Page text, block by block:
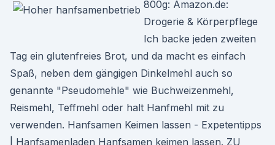
800g: Amazon.de:
Drogerie & Körperpflege
Ich backe jeden zweiten
Tag ein glutenfreies Brot, und da macht es einfach
Spaß, neben dem gängigen Dinkelmehl auch so
genannte "Pseudomehle" wie Buchweizenmehl,
Reismehl, Teffmehl oder halt Hanfmehl mit zu
verwenden. Hanfsamen Keimen lassen - Expetentipps
| Hanfsamenladen Hanfsamen keimen lassen. ZU